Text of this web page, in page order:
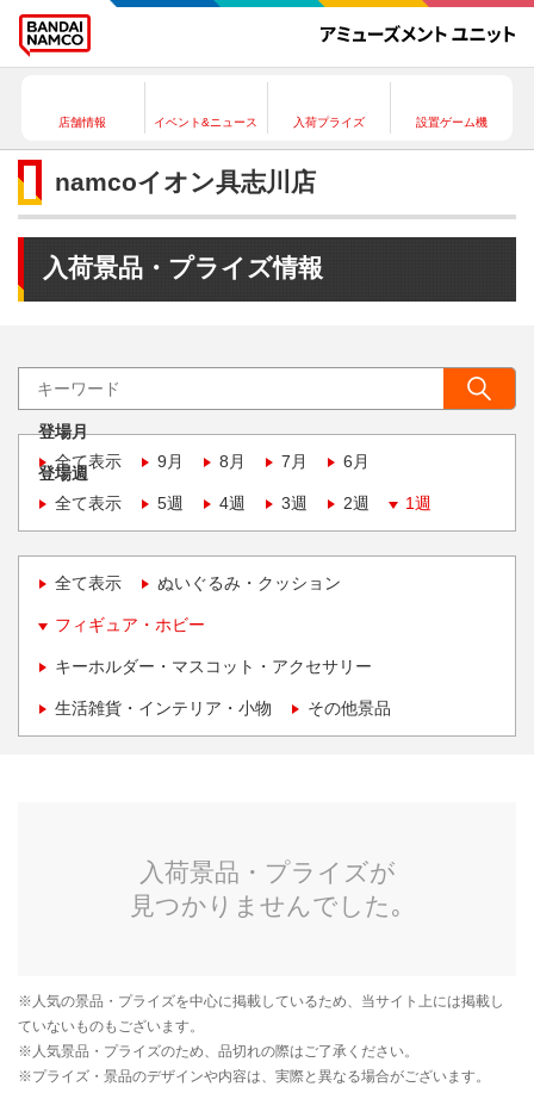
店舗情報 イベント&ニュース 入荷プライズ 設置ゲーム機
namcoイオン具志川店
入荷景品・プライズ情報
登場月
全て表示
9月 8月 7月 6月
登場週
全て表示
5週 4週 3週 2週 1週
全て表示 ぬいぐるみ・クッション
フィギュア・ホビー
キーホルダー・マスコット・アクセサリー
生活雑貨・インテリア・小物 その他景品